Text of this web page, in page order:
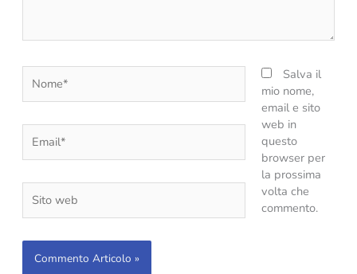
web
Salva il
mio nome,
email e sito
web in
questo
browser per
la prossima
volta che
commento.